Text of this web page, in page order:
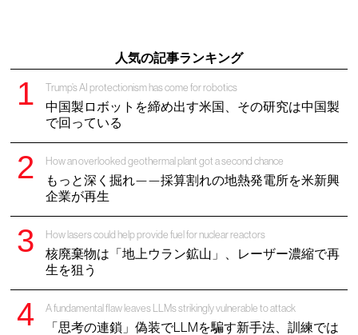
人気の記事ランキング
Trump’s AI protectionism has come for robotics
中国製ロボットを締め出す米国、その研究は中国製
で回っている
How an overlooked geothermal plant got a second chance
もっと深く掘れ——採算割れの地熱発電所を米新興
企業が再生
How lasers could help provide fuel for nuclear reactors
核廃棄物は「地上ウラン鉱山」、レーザー濃縮で再
生を狙う
A fundamental flaw leaves LLMs strikingly vulnerable to attack
「思考の連鎖」偽装でLLMを騙す新手法、訓練では